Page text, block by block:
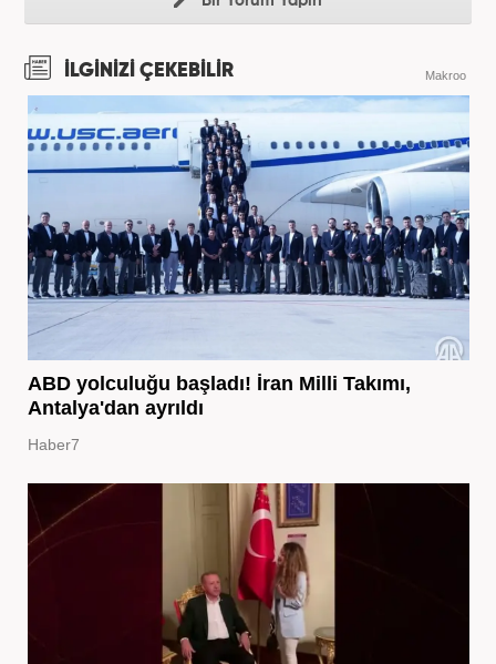
İLGİNİZİ ÇEKEBİLİR Makroo
ABD yolculuğu başladı! İran Milli Takımı,
Antalya'dan ayrıldı
Haber7